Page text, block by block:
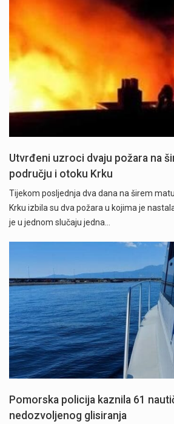
Utvrđeni uzroci dvaju požara na
području i otoku Krku
Tijekom posljednja dva dana na širem
Krku izbila su dva požara u kojima je
je u jednom slučaju jedna…
Pomorska policija kaznila 61
nedozvoljenog glisiranja